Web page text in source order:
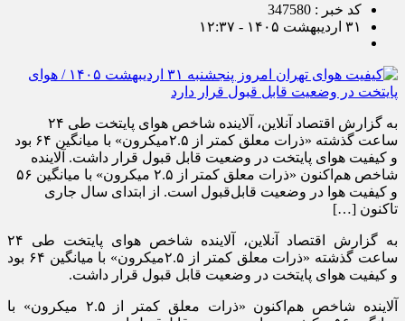
کد خبر : 347580
۳۱ اردیبهشت ۱۴۰۵ - ۱۲:۳۷
به گزارش اقتصاد آنلاین، آلاینده شاخص هوای پایتخت طی ۲۴
ساعت گذشته «ذرات معلق کمتر از ۲.۵میکرون» با میانگین ۶۴ بود
و کیفیت هوای پایتخت در وضعیت قابل قبول قرار داشت. آلاینده
شاخص هم‌اکنون «ذرات معلق کمتر از ۲.۵ میکرون» با میانگین ۵۶
و کیفیت هوا در وضعیت قابل‌قبول است. از ابتدای سال جاری
تاکنون […]
به گزارش اقتصاد آنلاین، آلاینده شاخص هوای پایتخت طی ۲۴
ساعت گذشته «ذرات معلق کمتر از ۲.۵میکرون» با میانگین ۶۴ بود
و کیفیت هوای پایتخت در وضعیت قابل قبول قرار داشت.
آلاینده شاخص هم‌اکنون «ذرات معلق کمتر از ۲.۵ میکرون» با